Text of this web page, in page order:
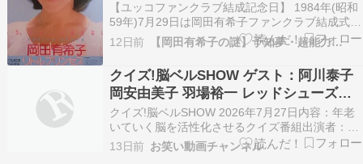
【ユッコファンクラブ結成記念日】 1984年(昭和
59年)7月29日は岡田有希子ファンクラブ結成式の
記念日です 。 東京都稲城市と神奈川県川崎市多
摩区にまたがる「よみうりランド」にて...続きを
読む >>
12日前 【岡田有希子の謎】予知夢・超能力…
クイズ!脳ベルSHOW ゲスト：阿川泰子
岡安由美子 羽場裕一 レッドシューズ海
野 7月27日
クイズ!脳ベルSHOW 2026年7月27日内容：年老
いていく脳を活性化させるクイズ番組出演者：岡
田圭右 川野良子 阿川泰子 岡安由美子 羽場裕一
レッドシューズ海野 ほか
13日前 お笑い動画チャンネル